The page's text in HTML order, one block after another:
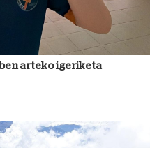
arteko igeriketa